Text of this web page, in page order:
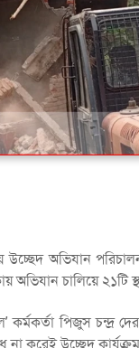
উচ্ছেদ অভিযান
চালিয়ে ২১টি
কর্মকর্তা পিজুস চন্দ্র